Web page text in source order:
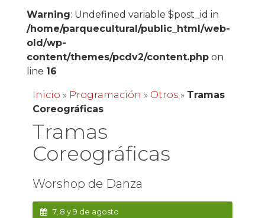
Warning: Undefined variable $post_id in
/home/parquecultural/public_html/web-
old/wp-
content/themes/pcdv2/content.phpon
line 16
Inicio » Programación » Otros» Tramas
Coreográficas
Tramas
Coreográficas
Worshop de Danza
7, 8 y 9 de agosto